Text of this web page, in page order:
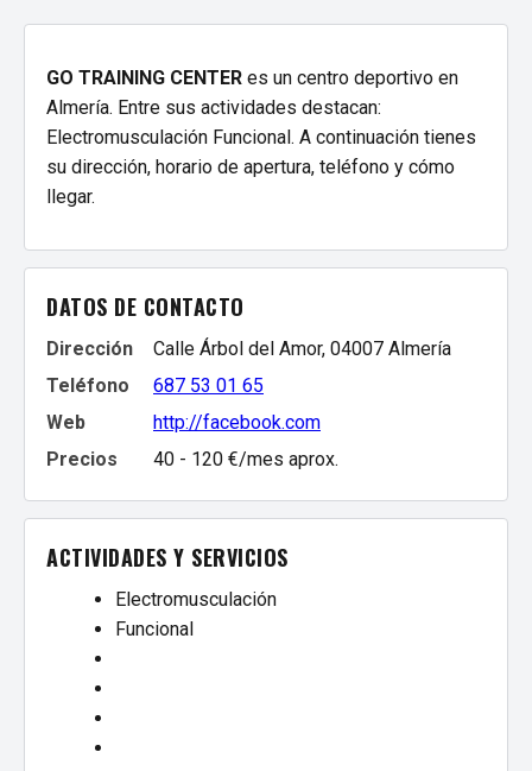
GO TRAINING CENTER es un centro deportivo en
Almería. Entre sus actividades destacan:
Electromusculación Funcional. A continuación tienes
su dirección, horario de apertura, teléfono y cómo
llegar.
DATOS DE CONTACTO
Dirección
Calle Árbol del Amor, 04007 Almería
Teléfono
687 53 01 65
Web
http://facebook.com
Precios
40 - 120 €/mes aprox.
ACTIVIDADES Y SERVICIOS
Electromusculación
Funcional